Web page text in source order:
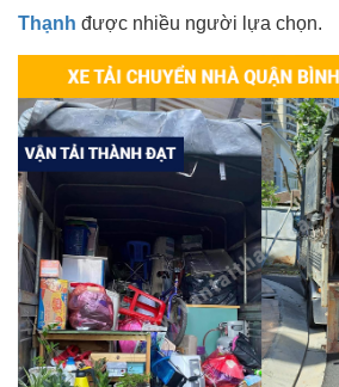
Thạnh được nhiều người lựa chọn.